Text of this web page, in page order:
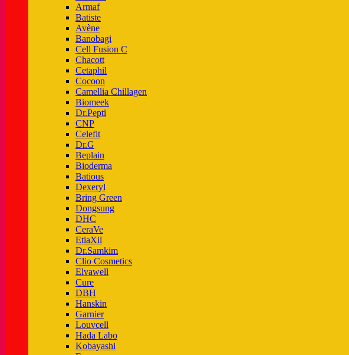
Armaf
Batiste
Avène
Banobagi
Cell Fusion C
Chacott
Cetaphil
Cocoon
Camellia Chillagen
Biomeek
Dr.Pepti
CNP
Celefit
Dr.G
Beplain
Bioderma
Batious
Dexeryl
Bring Green
Dongsung
DHC
CeraVe
EtiaXil
Dr.Samkim
Clio Cosmetics
Elvawell
Cure
DBH
Hanskin
Garnier
Louvcell
Hada Labo
Kobayashi